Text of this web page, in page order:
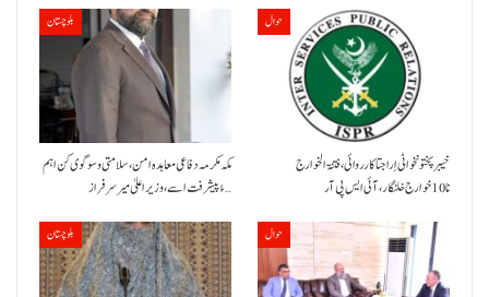
بلوچستان
مکہ مکرمہ دفاعی معاہدہ امن، سلامتی و سوگوی کن اہم
ءُ پیشرفت اسے،وزیراعلیٰ میر سرفراز…
حوال
خیبر پختونخوا ٹی اِرا جتا کارروائی، فتنۃ الخوارج
نا 10خوارج خلنگار،آئی ایس پی آر
بلوچستان حوال